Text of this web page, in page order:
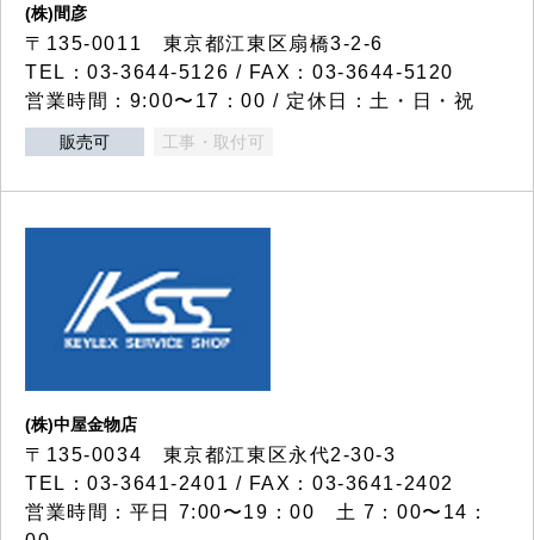
(株)間彦
〒135-0011 東京都江東区扇橋3-2-6
TEL：03-3644-5126 / FAX：03-3644-5120
営業時間：9:00〜17：00 / 定休日：土・日・祝
販売可 工事・取付可
(株)中屋金物店
〒135-0034 東京都江東区永代2-30-3
TEL：03-3641-2401 / FAX：03-3641-2402
営業時間：平日 7:00〜19：00 土 7：00〜14：